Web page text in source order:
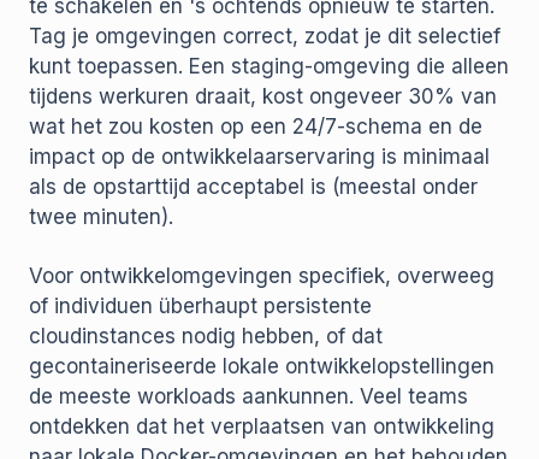
te schakelen en 's ochtends opnieuw te starten.
Tag je omgevingen correct, zodat je dit selectief
kunt toepassen. Een staging-omgeving die alleen
tijdens werkuren draait, kost ongeveer 30% van
wat het zou kosten op een 24/7-schema en de
impact op de ontwikkelaarservaring is minimaal
als de opstarttijd acceptabel is (meestal onder
twee minuten).
Voor ontwikkelomgevingen specifiek, overweeg
of individuen überhaupt persistente
cloudinstances nodig hebben, of dat
gecontaineriseerde lokale ontwikkelopstellingen
de meeste workloads aankunnen. Veel teams
ontdekken dat het verplaatsen van ontwikkeling